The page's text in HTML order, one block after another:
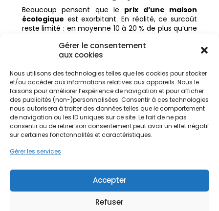
Gérer le consentement
aux cookies
Nous utilisons des technologies telles que les cookies pour stocker
et/ou accéder aux informations relatives aux appareils. Nous le
faisons pour améliorer l’expérience de navigation et pour afficher
des publicités (non-)personnalisées. Consentir à ces technologies
nous autorisera à traiter des données telles que le comportement
de navigation ou les ID uniques sur ce site. Le fait de ne pas
consentir ou de retirer son consentement peut avoir un effet négatif
sur certaines fonctonnalités et caractéristiques.
Gérer les services
Accepter
Refuser
Beaucoup pensent que le prix d’une maison
écologique est exorbitant. En réalité, ce surcoût
reste limité : en moyenne 10 à 20 % de plus qu’une
Cependant, il faut raisonner en coût global : une
maison construite selon la norme BBC
qu’une maison traditionnelle.
Autrement dit, le véritable avantage est de payer
moins d’énergieau quotidien, avec un confort
accru et une durée de vie prolongée du logement.
Sur le long terme, unemaison écologique
permet donc de réaliser deséconomies
substantielles, tout en profitant d’un